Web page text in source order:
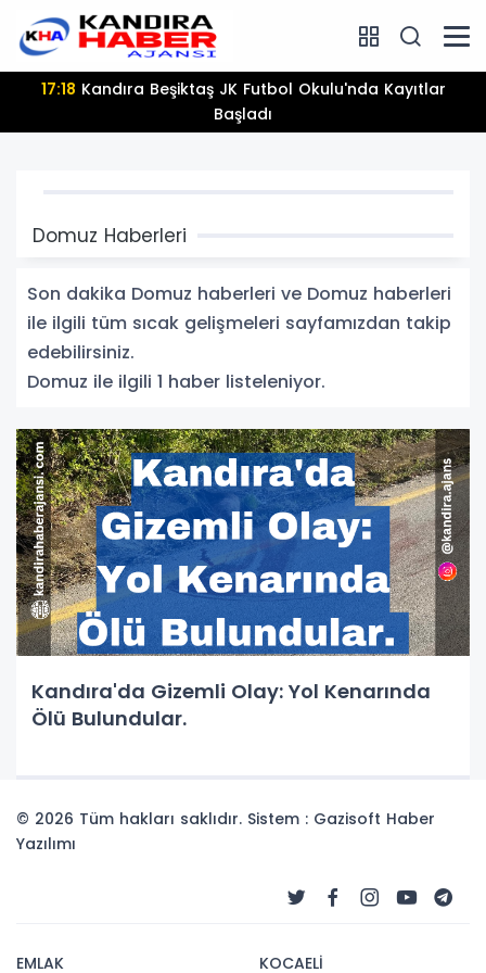
17:18
Başladı
Domuz Haberleri
Son dakika Domuz haberleri ve Domuz haberleri
ile ilgili tüm sıcak gelişmeleri sayfamızdan takip
edebilirsiniz.
Domuz ile ilgili 1 haber listeleniyor.
Kandıra'da Gizemli Olay: Yol Kenarında
Ölü Bulundular.
© 2026 Tüm hakları saklıdır. Sistem : Gazisoft Haber
Yazılımı
EMLAK KOCAELİ